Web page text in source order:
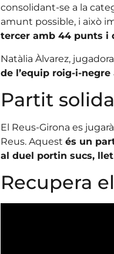
consolidant-se a la
amunt possible, i això
tercer amb 44 punts i
Natàlia Àlvarez,
de l’equip roig-i-negre
Partit
El Reus-Girona es
Reus. Aquest és un
al duel portin sucs,
Recupera